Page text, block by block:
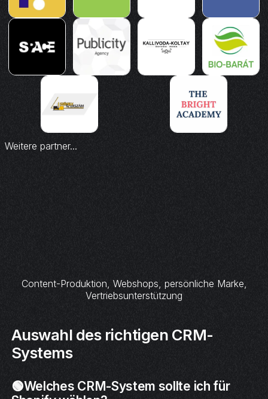
Weitere partner...
Content-Produktion, Webshops, persönliche Marke,
Vertriebsunterstützung
Auswahl des richtigen CRM-
Systems
🟢Welches CRM-System sollte ich für